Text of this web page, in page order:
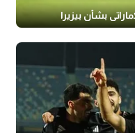
بشأن بيزيرا